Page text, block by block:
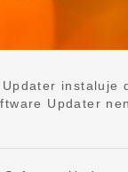
Updater
Updater